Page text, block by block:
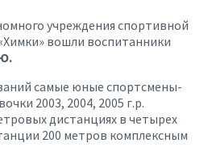
учреждения спортивной
вошли воспитанники
самые юные спортсмены-
2003, 2004, 2005 г.р.
дистанциях в четырех
200 метров комплексным